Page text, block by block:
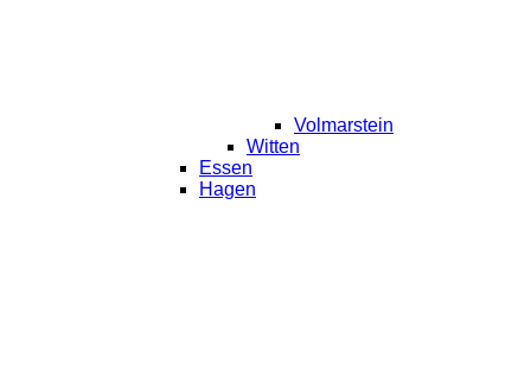
Volmarstein
Witten
Essen
Hagen